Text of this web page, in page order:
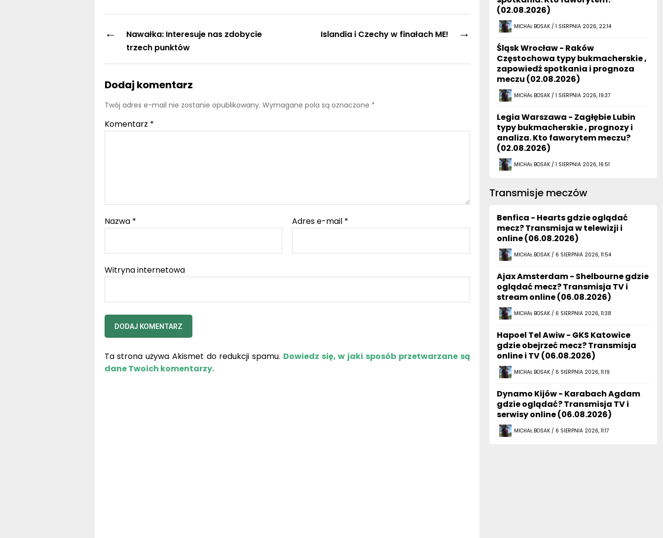
←
Nawałka: Interesuje nas zdobycie
trzech punktów
→
Islandia i Czechy w finałach ME!
Dodaj komentarz
Twój adres e-mail nie zostanie opublikowany. Wymagane pola są oznaczone *
Komentarz *
Nazwa * Adres e-mail *
Witryna internetowa
Ta strona używa Akismet do redukcji spamu. Dowiedz się, w jaki sposób przetwarzane są
dane Twoich komentarzy.
(02.08.2026)
MICHAŁ BOSAK / 1 SIERPNIA 2026, 22:14
Śląsk Wrocław - Raków
Częstochowa typy bukmacherskie ,
zapowiedź spotkania i prognoza
meczu (02.08.2026)
MICHAŁ BOSAK / 1 SIERPNIA 2026, 19:37
Legia Warszawa - Zagłębie Lubin
typy bukmacherskie , prognozy i
analiza. Kto faworytem meczu?
(02.08.2026)
MICHAŁ BOSAK / 1 SIERPNIA 2026, 16:51
Transmisje meczów
Benfica - Hearts gdzie oglądać
mecz? Transmisja w telewizji i
online (06.08.2026)
MICHAŁ BOSAK / 6 SIERPNIA 2026, 11:54
Ajax Amsterdam - Shelbourne gdzie
oglądać mecz? Transmisja TV i
stream online (06.08.2026)
MICHAŁ BOSAK / 6 SIERPNIA 2026, 11:38
Hapoel Tel Awiw - GKS Katowice
gdzie obejrzeć mecz? Transmisja
online i TV (06.08.2026)
MICHAŁ BOSAK / 6 SIERPNIA 2026, 11:19
Dynamo Kijów - Karabach Agdam
gdzie oglądać? Transmisja TV i
serwisy online (06.08.2026)
MICHAŁ BOSAK / 6 SIERPNIA 2026, 11:17